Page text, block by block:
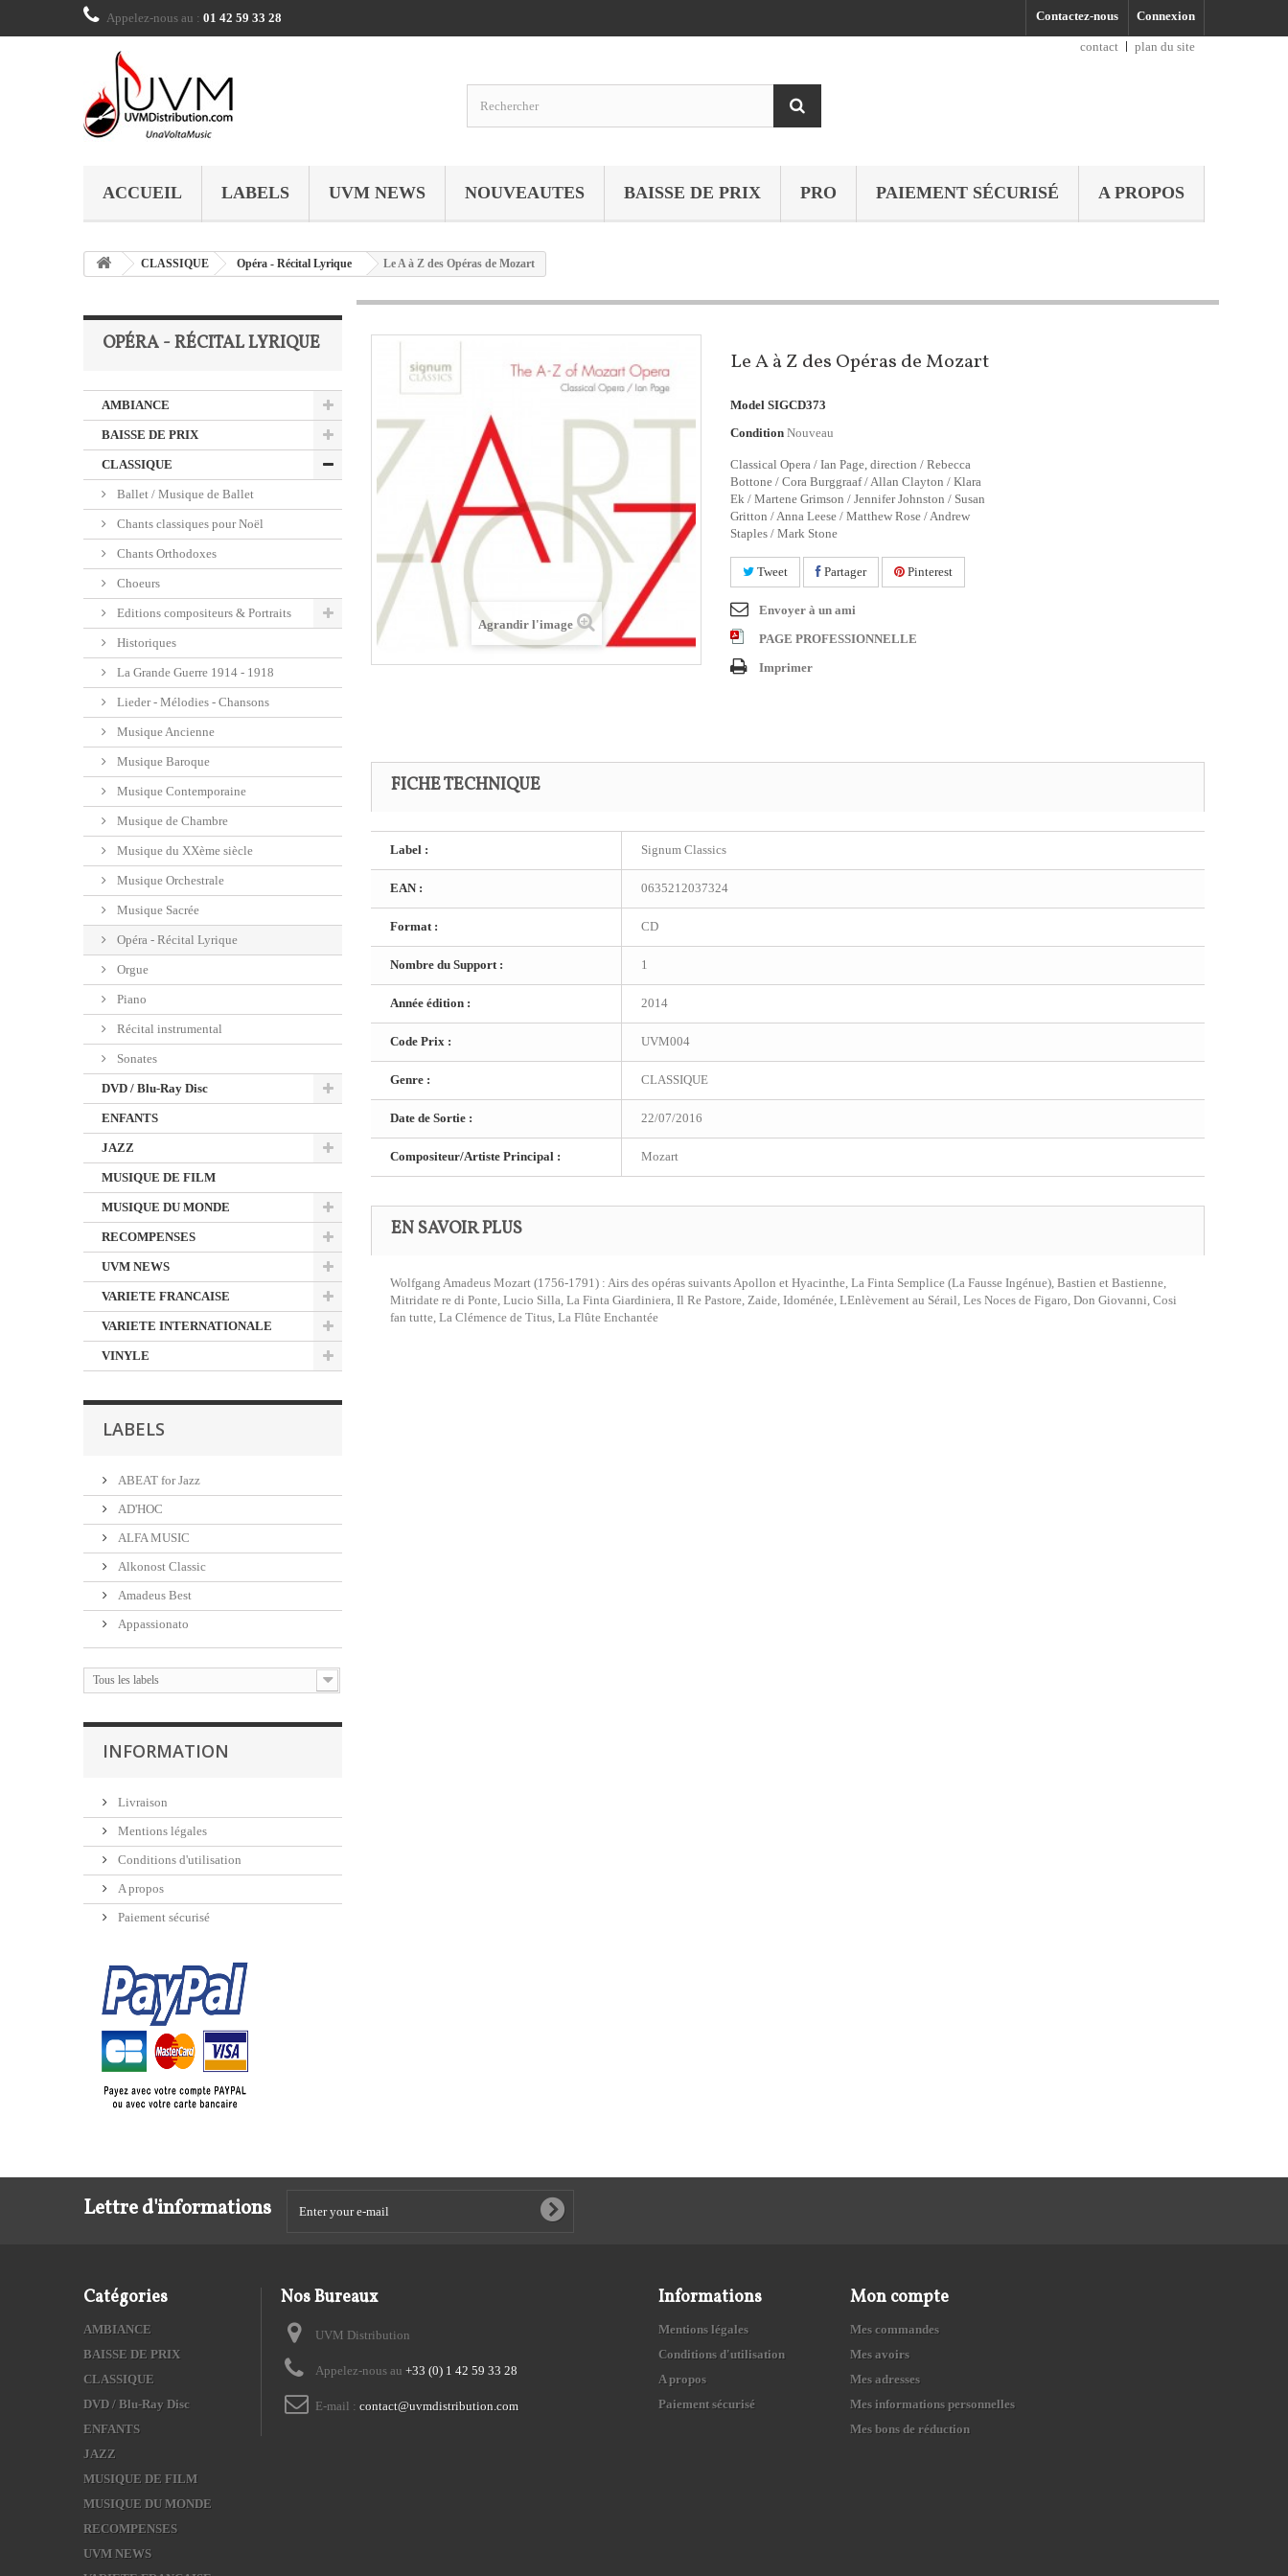
Connexion
Contactez-nous
Appelez-nous au : 01 42 59 33 28
contact
plan du site
ACCUEIL LABELS UVM NEWS NOUVEAUTES BAISSE DE PRIX PRO PAIEMENT SÉCURISÉ A PROPOS
CLASSIQUE Opéra - Récital Lyrique Le A à Z des Opéras de Mozart
OPÉRA - RÉCITAL LYRIQUE
AMBIANCE
BAISSE DE PRIX
CLASSIQUE
Ballet / Musique de Ballet
Chants classiques pour Noël
Chants Orthodoxes
Choeurs
Editions compositeurs & Portraits
Historiques
La Grande Guerre 1914 - 1918
Lieder - Mélodies - Chansons
Musique Ancienne
Musique Baroque
Musique Contemporaine
Musique de Chambre
Musique du XXème siècle
Musique Orchestrale
Musique Sacrée
Opéra - Récital Lyrique
Orgue
Piano
Récital instrumental
Sonates
DVD / Blu-Ray Disc
ENFANTS
JAZZ
MUSIQUE DE FILM
MUSIQUE DU MONDE
RECOMPENSES
UVM NEWS
VARIETE FRANCAISE
VARIETE INTERNATIONALE
VINYLE
LABELS
ABEAT for Jazz
AD'HOC
ALFA MUSIC
Alkonost Classic
Amadeus Best
Appassionato
Tous les labels
INFORMATION
Livraison
Mentions légales
Conditions d'utilisation
A propos
Paiement sécurisé
Agrandir l'image
Le A à Z des Opéras de Mozart
Model SIGCD373
Condition Nouveau
Classical Opera / Ian Page, direction / Rebecca
Bottone / Cora Burggraaf / Allan Clayton / Klara
Ek / Martene Grimson / Jennifer Johnston / Susan
Gritton / Anna Leese / Matthew Rose / Andrew
Staples / Mark Stone
Tweet Partager Pinterest
Envoyer à un ami
PAGE PROFESSIONNELLE
Imprimer
FICHE TECHNIQUE
Label : Signum Classics
EAN : 0635212037324
Format : CD
Nombre du Support : 1
Année édition : 2014
Code Prix : UVM004
Genre : CLASSIQUE
Date de Sortie : 22/07/2016
Compositeur/Artiste Principal : Mozart
EN SAVOIR PLUS
Wolfgang Amadeus Mozart (1756-1791) : Airs des opéras suivants Apollon et Hyacinthe, La Finta Semplice (La Fausse Ingénue), Bastien et Bastienne,
Mitridate re di Ponte, Lucio Silla, La Finta Giardiniera, Il Re Pastore, Zaide, Idoménée, LEnlèvement au Sérail, Les Noces de Figaro, Don Giovanni, Cosi
fan tutte, La Clémence de Titus, La Flûte Enchantée
Lettre d'informations
Catégories
AMBIANCE
BAISSE DE PRIX
CLASSIQUE
DVD / Blu-Ray Disc
ENFANTS
JAZZ
MUSIQUE DE FILM
MUSIQUE DU MONDE
RECOMPENSES
UVM NEWS
Nos Bureaux
UVM Distribution
Appelez-nous au +33 (0) 1 42 59 33 28
E-mail : contact@uvmdistribution.com
Informations
Mentions légales
Conditions d'utilisation
A propos
Paiement sécurisé
Mon compte
Mes commandes
Mes avoirs
Mes adresses
Mes informations personnelles
Mes bons de réduction